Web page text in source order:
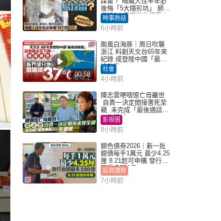
後悔「5大隱形坑」 師傅
傳授6字家居裝修錦囊｜
Juicy叮
時事熱話
6小時前
00:58
颱風白海豚｜周日吹襲
浙江 料創天文台65年來
紀錄 成登陸中國「最長
途颱風」
社會
4小時前
陳志雲哽咽憶亡母離世
自責一決定間接害死至
親 未完成「最後通話」
一生遺憾
影視圈
8小時前
銀色債券2026｜新一批
銀債每手1萬元 最少4.25
厘 8.21起可申購 發行金
額最多550億
投資理財
7小時前